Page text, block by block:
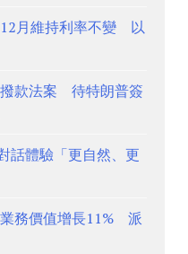
月維持利率不變 以
款法案 待特朗普簽
話體驗「更自然、更
務價值增長11% 派